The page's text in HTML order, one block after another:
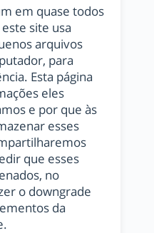
em quase todos
site usa
arquivos
para
Esta página
eles
e por que às
esses
que esses
no
o downgrade
da